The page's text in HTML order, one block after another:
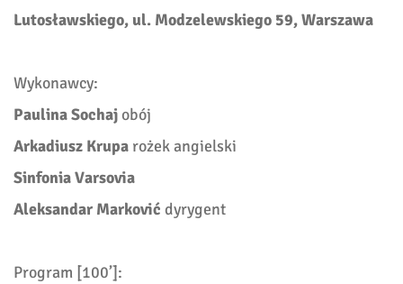
Lutosławskiego, ul. Modzelewskiego 59, Warszawa
Wykonawcy:
Paulina Sochajobój
Arkadiusz Krupa rożek angielski
Sinfonia Varsovia
Aleksandar Markovićdyrygent
Program [100’]: